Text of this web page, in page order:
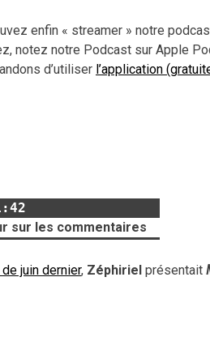
enfin « streamer » notre
notez notre Podcast sur Apple
d’utiliser l’application
sur les commentaires
juin dernier, Zéphiriel présentait